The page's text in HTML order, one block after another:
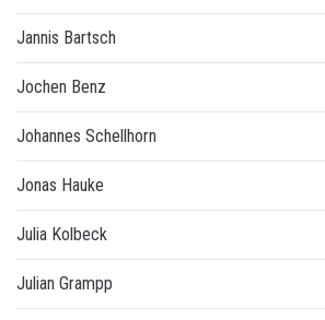
Jannis Bartsch
Jochen Benz
Johannes Schellhorn
Jonas Hauke
Julia Kolbeck
Julian Grampp